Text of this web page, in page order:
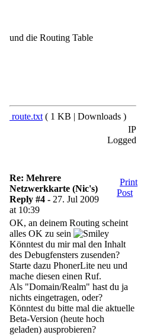
und die Routing Table
route.txt ( 1 KB | Downloads )
IP
Logged
Re: Mehrere
Netzwerkkarte (Nic's)
Reply #4 - 27. Jul 2009
at 10:39
Print
Post
OK, an deinem Routing scheint
alles OK zu sein
Könntest du mir mal den Inhalt
des Debugfensters zusenden?
Starte dazu PhonerLite neu und
mache diesen einen Ruf.
Als "Domain/Realm" hast du ja
nichts eingetragen, oder?
Könntest du bitte mal die aktuelle
Beta-Version (heute hoch
geladen) ausprobieren?